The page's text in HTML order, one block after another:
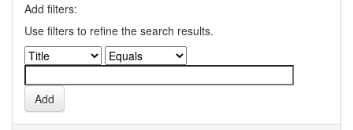
Add filters:
Use filters to refine the search results.